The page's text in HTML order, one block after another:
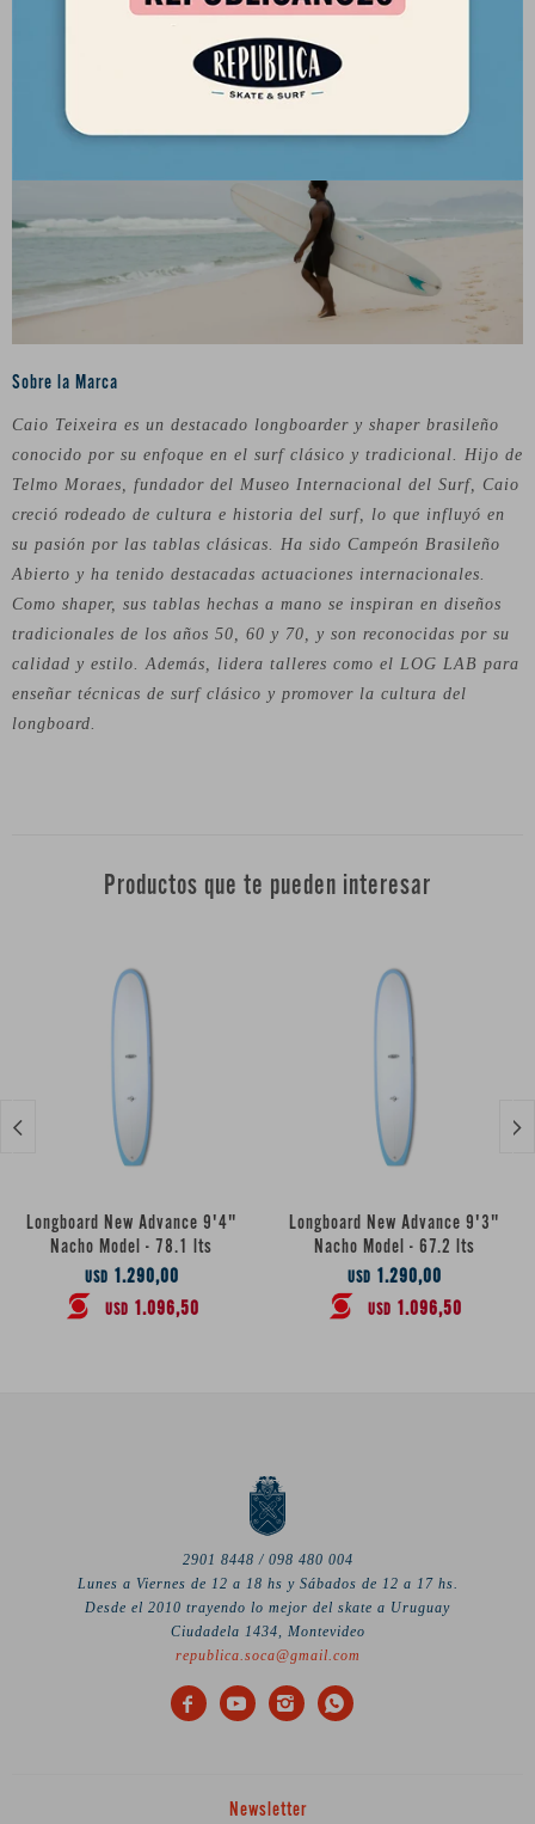
Sobre la Marca
Caio Teixeira es un destacado longboarder y shaper brasileño
conocido por su enfoque en el surf clásico y tradicional. Hijo de
Telmo Moraes, fundador del Museo Internacional del Surf, Caio
creció rodeado de cultura e historia del surf, lo que influyó en
su pasión por las tablas clásicas. Ha sido Campeón Brasileño
Abierto y ha tenido destacadas actuaciones internacionales.
Como shaper, sus tablas hechas a mano se inspiran en diseños
tradicionales de los años 50, 60 y 70, y son reconocidas por su
calidad y estilo. Además, lidera talleres como el LOG LAB para
enseñar técnicas de surf clásico y promover la cultura del
longboard.
Productos que te pueden interesar
Longboard New Advance 9'4"
Nacho Model - 78.1 lts
USD 1.290,00
USD 1.096,50
Longboard New Advance 9'3"
Nacho Model - 67.2 lts
USD 1.290,00
USD 1.096,50
 
2901 8448 / 098 480 004
Lunes a Viernes de 12 a 18 hs y Sábados de 12 a 17 hs.
Desde el 2010 trayendo lo mejor del skate a Uruguay
Ciudadela 1434, Montevideo
republica.soca@gmail.com
   
Newsletter